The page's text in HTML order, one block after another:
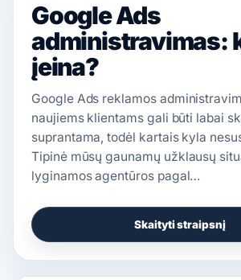
Google Ads
administravimas:
įeina?
Google Ads reklamos
naujiems klientams gali būti labai
suprantama, todėl kartais kyla
Tipinė mūsų gaunamų užklausų
lyginamos agentūros pagal…
Skaityti straipsnį